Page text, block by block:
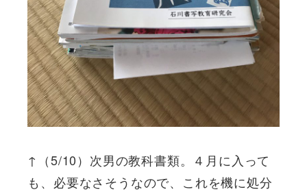
↑（5/10）次男の教科書類。４月に入って
も、必要なさそうなので、これを機に処分